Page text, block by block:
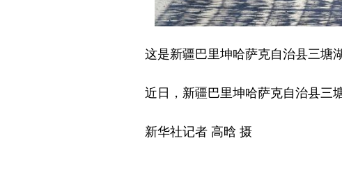
这是新疆巴里坤哈萨克自治县三塘湖
近日，新疆巴里坤哈萨克自治县三塘
新华社记者 高晗 摄